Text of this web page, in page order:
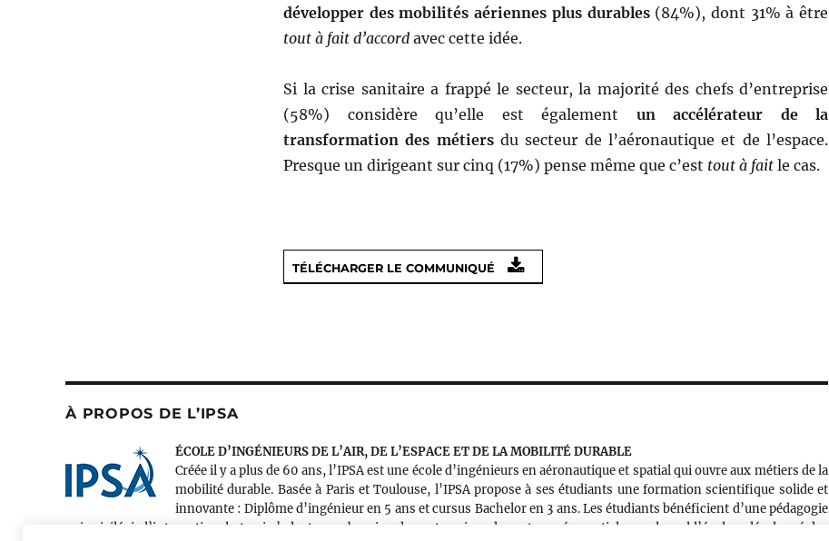
développer des mobilités aériennes plus durables(84%), dont 31% à être
tout à fait d’accord avec cette idée.
Si la crise sanitaire a frappé le secteur, la majorité des chefs d’entreprise
(58%) considère qu’elle est également un accélérateur de la
transformation des métiersdu secteur de l’aéronautique et de l’espace.
Presque un dirigeant sur cinq (17%) pense même que c’est tout à fait le cas.
TÉLÉCHARGER LE COMMUNIQUÉ
À PROPOS DE L’IPSA
ÉCOLE D’INGÉNIEURS DE L’AIR, DE L’ESPACE ET DE LA MOBILITÉ DURABLE
Créée il y a plus de 60 ans, l’IPSA est une école d’ingénieurs en aéronautique et spatial qui ouvre aux métiers de la
mobilité durable. Basée à Paris et Toulouse, l’IPSA propose à ses étudiants une formation scientifique solide et
innovante : Diplôme d’ingénieur en 5 ans et cursus Bachelor en 3 ans. Les étudiants bénéficient d’une pédagogie
qui privilégie l’international et qui s’adapte aux besoins des entreprises du secteur aérospatial, avec lequel l’école a développé des